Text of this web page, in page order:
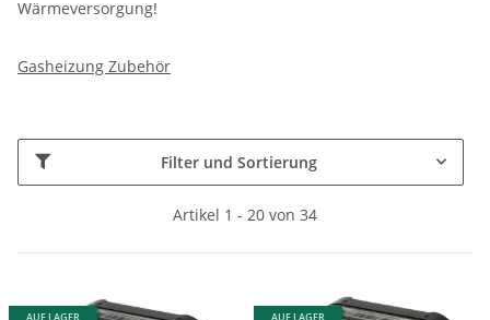
Wärmeversorgung!
Gasheizung Zubehör
Filter und Sortierung
Artikel 1 - 20 von 34
AUF LAGER AUF LAGER